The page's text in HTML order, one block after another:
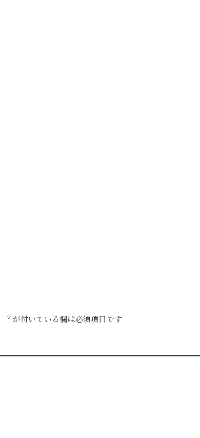
*が付いている欄は必須項目です